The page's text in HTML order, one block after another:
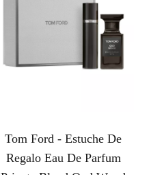
Tom Ford - Estuche De
Regalo Eau De Parfum